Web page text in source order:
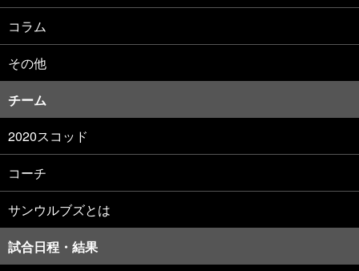
コラム
その他
チーム
2020スコッド
コーチ
サンウルブズとは
試合日程・結果